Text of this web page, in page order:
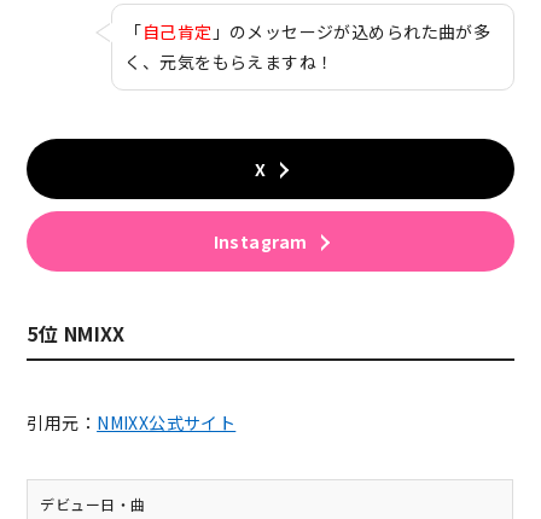
「自己肯定 」のメッセージが込められた曲が多
く、元気をもらえますね！
X
Instagram
5位 NMIXX
引用元： NMIXX公式サイト
デビュー日・曲